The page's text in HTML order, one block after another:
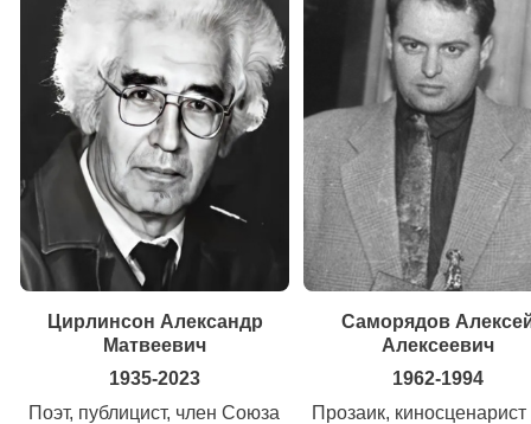
Цирлинсон Александр
Матвеевич
1935-2023
Поэт, публицист, член Союза
Саморядов
Алексеевич
1962-1994
Прозаик, киносценарист